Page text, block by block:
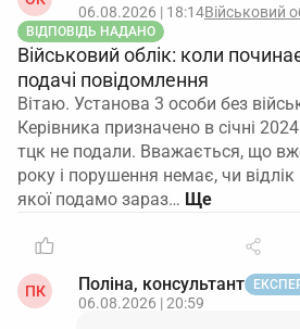
06.08.2026 | 18:14Військовий
ВІДПОВІДЬ НАДАНО
Військовий облік: коли
подачі повідомлення
Вітаю. Установа 3 особи без
Керівника призначено в січні
тцк не подали. Вважається, що
року і порушення немає, чи
якої подамо зараз…
ПК Поліна, консультант
06.08.2026 | 20:59